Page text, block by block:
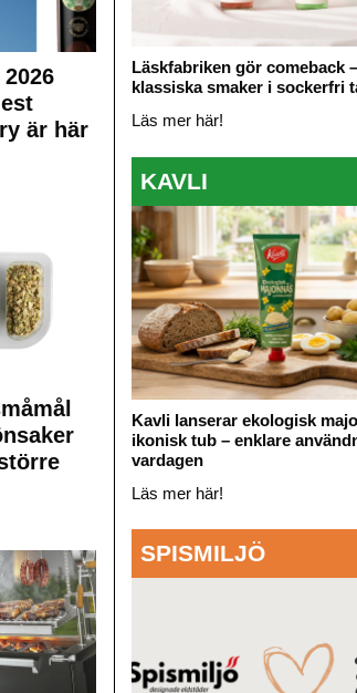
är här
Läskfabriken gör comeback –
klassiska smaker i sockerfri
Läs mer här!
KAVLI
Kavli lanserar ekologisk
ikonisk tub – enklare
vardagen
Läs mer här!
SPISMILJÖ